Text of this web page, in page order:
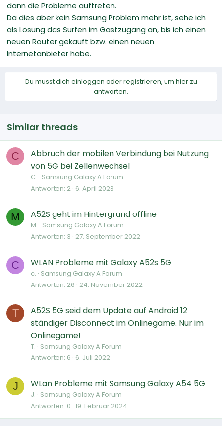
dann die Probleme auftreten.
Da dies aber kein Samsung Problem mehr ist, sehe ich
als Lösung das Surfen im Gastzugang an, bis ich einen
neuen Router gekauft bzw. einen neuen
Internetanbieter habe.
Du musst dich einloggen oder registrieren, um hier zu
antworten.
Similar threads
C
Abbruch der mobilen Verbindung bei Nutzung
von 5G bei Zellenwechsel
C. Samsung Galaxy A Forum
Antworten 2 6. April 2023
M A52S geht im Hintergrund offline
M. Samsung Galaxy A Forum
Antworten 3 27. September 2022
C WLAN Probleme mit Galaxy A52s 5G
c. Samsung Galaxy A Forum
Antworten 26 24. November 2022
T
A52S 5G seid dem Update auf Android 12
ständiger Disconnect im Onlinegame. Nur im
Onlinegame!
T. Samsung Galaxy A Forum
Antworten 6 6. Juli 2022
J WLan Probleme mit Samsung Galaxy A54 5G
J. Samsung Galaxy A Forum
Antworten 0 19. Februar 2024